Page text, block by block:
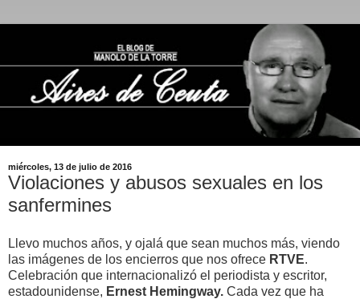
miércoles, 13 de julio de 2016
Violaciones y abusos sexuales en los
sanfermines
Llevo muchos años, y ojalá que sean muchos más, viendo
las imágenes de los encierros que nos ofrece RTVE.
Celebración que internacionalizó el periodista y escritor,
estadounidense, Ernest Hemingway. Cada vez que ha